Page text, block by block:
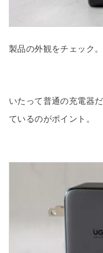
製品の外観をチェック。
いたって普通の充電器
ているのがポイント。